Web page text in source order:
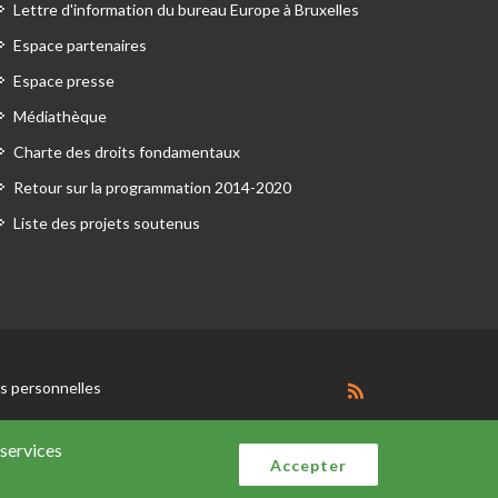
Accepter
Lettre d'information du bureau Europe à Bruxelles
Espace partenaires
Espace presse
Médiathèque
Charte des droits fondamentaux
Retour sur la programmation 2014-2020
Liste des projets soutenus
personnelles